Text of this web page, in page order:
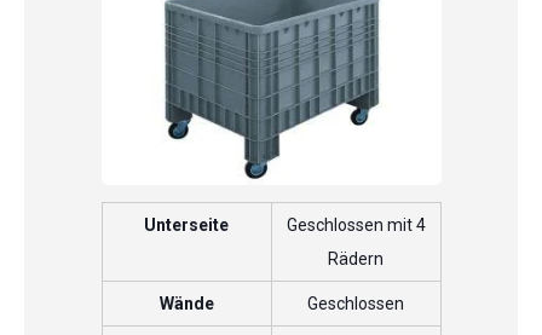
Unterseite
Geschlossen mit 4
Rädern
Wände Geschlossen